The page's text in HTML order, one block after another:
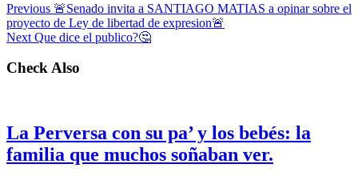
Previous 🚨Senado invita a SANTIAGO MATIAS a opinar sobre el
proyecto de Ley de libertad de expresion🚨
Next Que dice el publico?🤔
Check Also
La Perversa con su pa’ y los bebés: la
familia que muchos soñaban ver.